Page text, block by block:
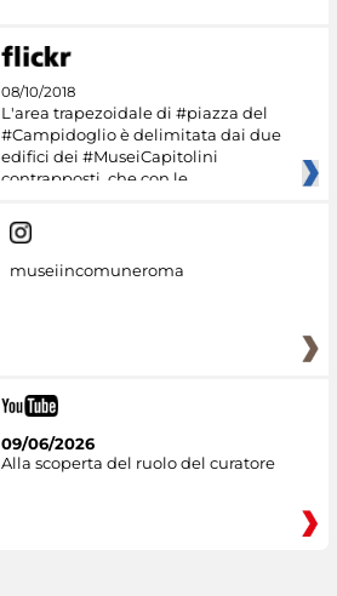
08/10/2018
L'area trapezoidale di #piazza del
#Campidoglio è delimitata dai due
edifici dei #MuseiCapitolini
contrapposti, che con le
museiincomuneroma
09/06/2026
Alla scoperta del ruolo del curatore